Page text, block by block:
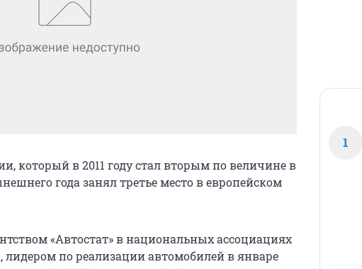
который в 2011 году стал вторым по величине в
года занял третье место в европейском
«Автостат» в национальных ассоциациях
лидером по реализации автомобилей в январе
1